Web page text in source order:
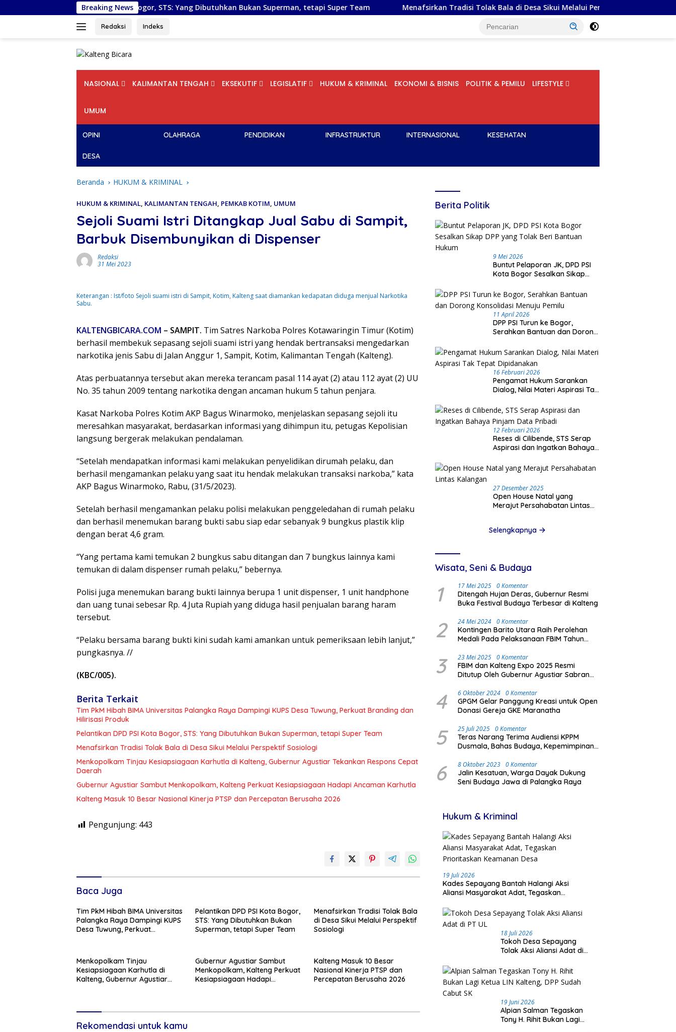
ke
Breaking News
DPD PSI Kota Bogor, STS: Yang Dibutuhkan Bukan Superman, tetapi Super Team Menafsirkan Tradisi Tolak Bala di Desa Sikui Melalui Perspektif Sosiologi
Redaksi Indeks
NASIONAL KALIMANTAN TENGAH EKSEKUTIF LEGISLATIF HUKUM & KRIMINAL EKONOMI & BISNIS POLITIK & PEMILU LIFESTYLE
UMUM
OPINI OLAHRAGA PENDIDIKAN INFRASTRUKTUR INTERNASIONAL KESEHATAN
DESA
Beranda HUKUM & KRIMINAL
HUKUM & KRIMINAL, KALIMANTAN TENGAH, PEMKAB KOTIM, UMUM
Sejoli Suami Istri Ditangkap Jual Sabu di Sampit,
Barbuk Disembunyikan di Dispenser
Redaksi
31 Mei 2023
Keterangan : Ist/foto Sejoli suami istri di Sampit, Kotim, Kalteng saat diamankan kedapatan diduga menjual Narkotika
Sabu.
KALTENGBICARA.COM – SAMPIT. Tim Satres Narkoba Polres Kotawaringin Timur (Kotim)
berhasil membekuk sepasang sejoli suami istri yang hendak bertransaksi mengedarkan
narkotika jenis Sabu di Jalan Anggur 1, Sampit, Kotim, Kalimantan Tengah (Kalteng).
Atas perbuatannya tersebut akan mereka terancam pasal 114 ayat (2) atau 112 ayat (2) UU
No. 35 tahun 2009 tentang narkotika dengan ancaman hukum 5 tahun penjara.
Kasat Narkoba Polres Kotim AKP Bagus Winarmoko, menjelaskan sepasang sejoli itu
meresahkan masyarakat, berdasarkan informasi yang dihimpun itu, petugas Kepolisian
langsung bergerak melakukan pendalaman.
“Setelah mendapatkan informasi kami melakukan penyelidikan dirumah pelaku, dan
berhasil mengamankan pelaku yang saat itu hendak melakukan transaksi narkoba,” kata
AKP Bagus Winarmoko, Rabu, (31/5/2023).
Setelah berhasil mengamankan pelaku polisi melakukan penggeledahan di rumah pelaku
dan berhasil menemukan barang bukti sabu siap edar sebanyak 9 bungkus plastik klip
dengan berat 4,6 gram.
“Yang pertama kami temukan 2 bungkus sabu ditangan dan 7 bungkus lainnya kami
temukan di dalam dispenser rumah pelaku,” bebernya.
Polisi juga menemukan barang bukti lainnya berupa 1 unit dispenser, 1 unit handphone
dan uang tunai sebesar Rp. 4 Juta Rupiah yang diduga hasil penjualan barang haram
tersebut.
“Pelaku bersama barang bukti kini sudah kami amankan untuk pemeriksaan lebih lanjut,”
pungkasnya. //
(KBC/005).
Berita Terkait
Tim PkM Hibah BIMA Universitas Palangka Raya Dampingi KUPS Desa Tuwung, Perkuat Branding dan
Hilirisasi Produk
Pelantikan DPD PSI Kota Bogor, STS: Yang Dibutuhkan Bukan Superman, tetapi Super Team
Menafsirkan Tradisi Tolak Bala di Desa Sikui Melalui Perspektif Sosiologi
Menkopolkam Tinjau Kesiapsiagaan Karhutla di Kalteng, Gubernur Agustiar Tekankan Respons Cepat
Daerah
Gubernur Agustiar Sambut Menkopolkam, Kalteng Perkuat Kesiapsiagaan Hadapi Ancaman Karhutla
Kalteng Masuk 10 Besar Nasional Kinerja PTSP dan Percepatan Berusaha 2026
Pengunjung: 443
Baca Juga
Tim PkM Hibah BIMA Universitas
Palangka Raya Dampingi KUPS
Desa Tuwung, Perkuat
Pelantikan DPD PSI Kota Bogor,
STS: Yang Dibutuhkan Bukan
Superman, tetapi Super Team
Menafsirkan Tradisi Tolak Bala
di Desa Sikui Melalui Perspektif
Sosiologi
Menkopolkam Tinjau
Kesiapsiagaan Karhutla di
Kalteng, Gubernur Agustiar
Gubernur Agustiar Sambut
Menkopolkam, Kalteng Perkuat
Kesiapsiagaan Hadapi
Kalteng Masuk 10 Besar
Nasional Kinerja PTSP dan
Percepatan Berusaha 2026
Rekomendasi untuk kamu
Berita Politik
9 Mei 2026
Buntut Pelaporan JK, DPD PSI
Kota Bogor Sesalkan Sikap
Hukum
11 April 2026
DPP PSI Turun ke Bogor,
Serahkan Bantuan dan Dorong
16 Februari 2026
Pengamat Hukum Sarankan
Dialog, Nilai Materi Aspirasi Tak
12 Februari 2026
Reses di Cilibende, STS Serap
Aspirasi dan Ingatkan Bahaya
27 Desember 2025
Open House Natal yang
Merajut Persahabatan Lintas
Selengkapnya
Wisata, Seni & Budaya
1 17 Mei 2025 0 Komentar
Ditengah Hujan Deras, Gubernur Resmi
Buka Festival Budaya Terbesar di Kalteng
2 24 Mei 2024 0 Komentar
Kontingen Barito Utara Raih Perolehan
Medali Pada Pelaksanaan FBIM Tahun
3 23 Mei 2025 0 Komentar
FBIM dan Kalteng Expo 2025 Resmi
Ditutup Oleh Gubernur Agustiar Sabran
Masyarakat
4 6 Oktober 2024 0 Komentar
GPGM Gelar Panggung Kreasi untuk Open
Donasi Gereja GKE Maranatha
5 25 Juli 2025 0 Komentar
Teras Narang Terima Audiensi KPPM
Dusmala, Bahas Budaya, Kepemimpinan,
6 8 Oktober 2023 0 Komentar
Jalin Kesatuan, Warga Dayak Dukung
Seni Budaya Jawa di Palangka Raya
Hukum & Kriminal
19 Juli 2026
Kades Sepayang Bantah Halangi Aksi
Aliansi Masyarakat Adat, Tegaskan
18 Juli 2026
Tokoh Desa Sepayang
Tolak Aksi Aliansi Adat di
19 Juni 2026
Alpian Salman Tegaskan
Tony H. Rihit Bukan Lagi